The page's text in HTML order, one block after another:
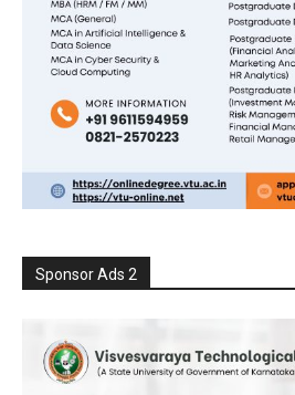
Sponsor Ads 2